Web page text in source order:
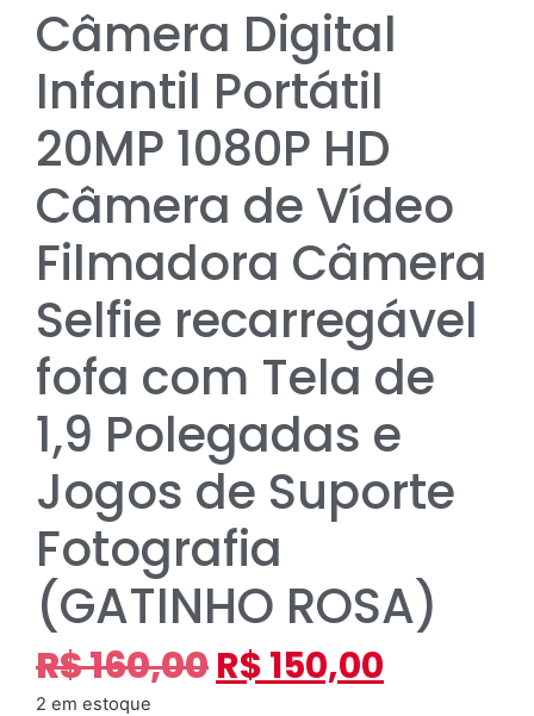
Câmera Digital
Infantil Portátil
20MP 1080P HD
Câmera de Vídeo
Filmadora Câmera
Selfie recarregável
fofa com Tela de
1,9 Polegadas e
Jogos de Suporte
Fotografia
(GATINHO ROSA)
R$160,00R$150,00
2 em estoque